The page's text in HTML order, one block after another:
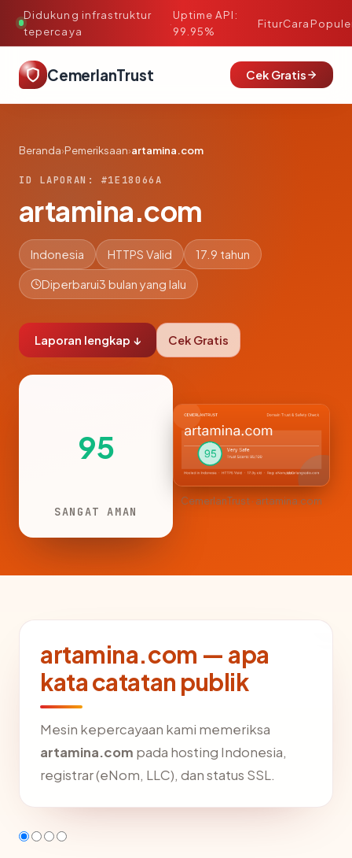
Didukung infrastruktur
tepercaya
·
Uptime API:
99.95%
FiturCara
CemerlanTrust Cek Gratis
Beranda›Pemeriksaan›artamina.com
ID LAPORAN: #1E18066A
artamina.com
Indonesia HTTPS Valid 17.9 tahun
Diperbarui3 bulan yang lalu
Laporan lengkap ↓ Cek Gratis
95
SANGAT AMAN
CemerlanTrust · artamina.com
artamina.com — apa
kata catatan publik
Mesin kepercayaan kami memeriksa
artamina.com pada hosting Indonesia,
registrar (eNom, LLC), dan status SSL.